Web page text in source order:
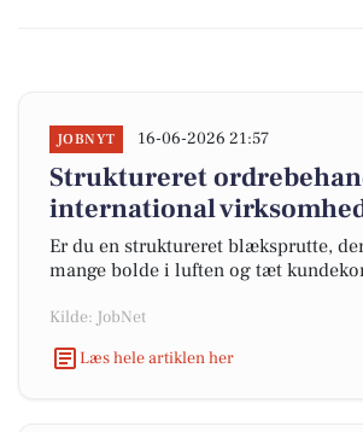
JOBNYT 16-06-2026 21:57
Struktureret
international
Er du en struktureret blæksprutte,
mange bolde i luften og tæt
Kilde: JobNet
Læs hele artiklen her